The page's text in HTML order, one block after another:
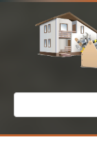
Перейти
Поиск: